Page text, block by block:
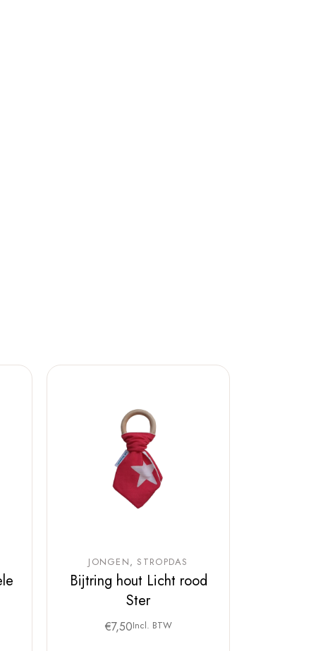
JONGEN STROPDAS
Bijtring hout Licht rood
Ster
€7,50Incl. BTW